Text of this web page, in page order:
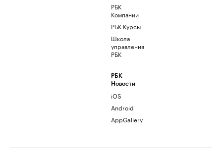
РБК
Компании
РБК Курсы
Школа
управления
РБК
РБК
Новости
iOS
Android
AppGallery